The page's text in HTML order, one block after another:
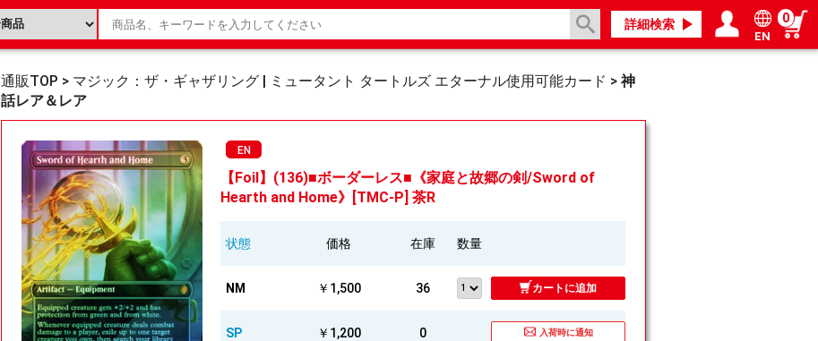
詳細検索
EN
0
通販TOP > マジック：ザ・ギャザリング | ミュータント タートルズ エターナル使用可能カード > 神
話レア＆レア
EN
【Foil】(136)■ボーダーレス■《家庭と故郷の剣/Sword of
Hearth and Home》[TMC-P] 茶R
状態 価格 在庫 数量
NM ￥1,500 36 カートに追加
SP ￥1,200 0 入荷時に通知